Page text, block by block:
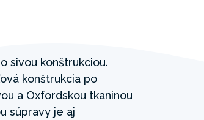
sivou konštrukciou.
konštrukcia po
a Oxfordskou tkaninou
súpravy je aj